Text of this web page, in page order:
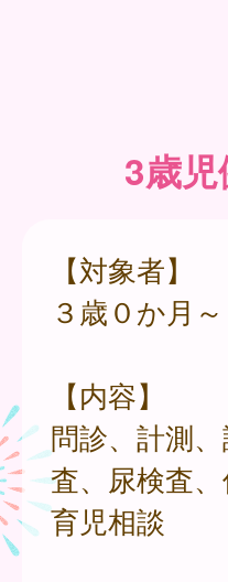
3歳
【対象者】
３歳０か月
【内容】
問診、計測
査、尿検査
育児相談